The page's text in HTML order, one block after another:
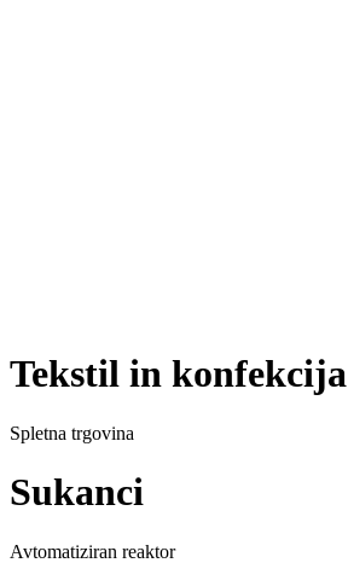
Tekstil in konfekcija
Spletna trgovina
Sukanci
Avtomatiziran reaktor